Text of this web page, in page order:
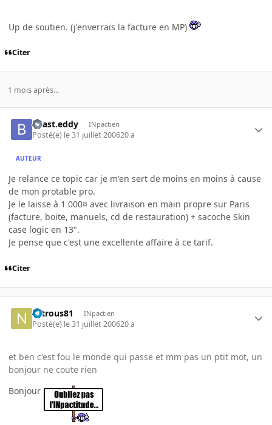
Up de soutien. (j'enverrais la facture en MP)
Citer
1 mois après...
beast.eddy INpactien
Posté(e) le 31 juillet 200620 a
AUTEUR
Je relance ce topic car je m'en sert de moins en moins à cause
de mon protable pro.
Je le laisse à 1 000¤ avec livraison en main propre sur Paris
(facture, boite, manuels, cd de restauration) + sacoche Skin
case logic en 13".
Je pense que c'est une excellente affaire à ce tarif.
Citer
Nitrous81 INpactien
Posté(e) le 31 juillet 200620 a
et ben c'est fou le monde qui passe et mm pas un ptit mot, un
bonjour ne coute rien
Bonjour